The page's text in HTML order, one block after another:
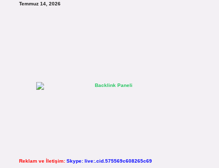
Temmuz 14, 2026
Reklam ve İletişim: Skype: live:.cid.575569c608265c69